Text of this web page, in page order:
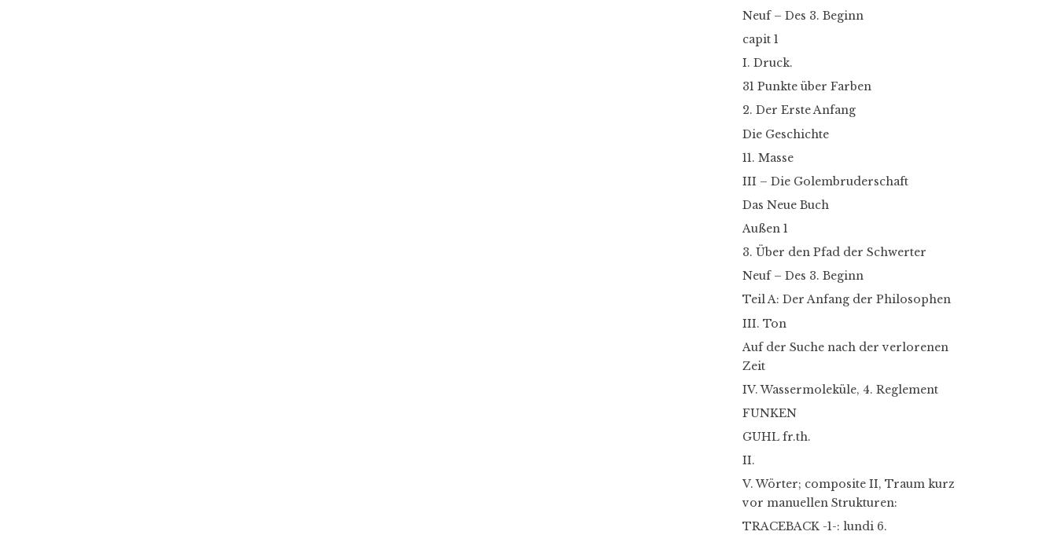
Neuf – Des 3. Beginn
capit 1
I. Druck.
31 Punkte über Farben
2. Der Erste Anfang
Die Geschichte
11. Masse
III – Die Golembruderschaft
Das Neue Buch
Außen 1
3. Über den Pfad der Schwerter
Neuf – Des 3. Beginn
Teil A: Der Anfang der Philosophen
III. Ton
Auf der Suche nach der verlorenen
Zeit
IV. Wassermoleküle, 4. Reglement
FUNKEN
GUHL fr.th.
II.
V. Wörter; composite II, Traum kurz
vor manuellen Strukturen:
TRACEBACK -1-: lundi 6.